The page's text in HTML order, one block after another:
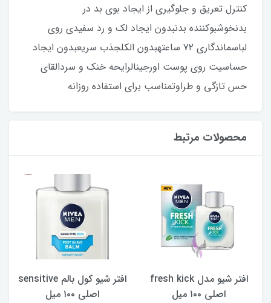
کنترل تعریق و جلوگیری از ایجاد بوی بد در
بدنخوشبوکننده بدنبدون ایجاد لک و رد سفیدی روی
لباسماندگاری ۷۲ ساعتهبدون الکلجذب سریعبدون ایجاد
حساسیت روی پوست اورجینالرایحه خنک و سردالقای
حس تازگی و طراوتمناسب برای استفاده روزانه
محصولات مرتبط
افتر شیو مدل fresh kick
اصلی ۱۰۰ میل
افتر شیو کول بالم sensitive
اصلی ۱۰۰ میل